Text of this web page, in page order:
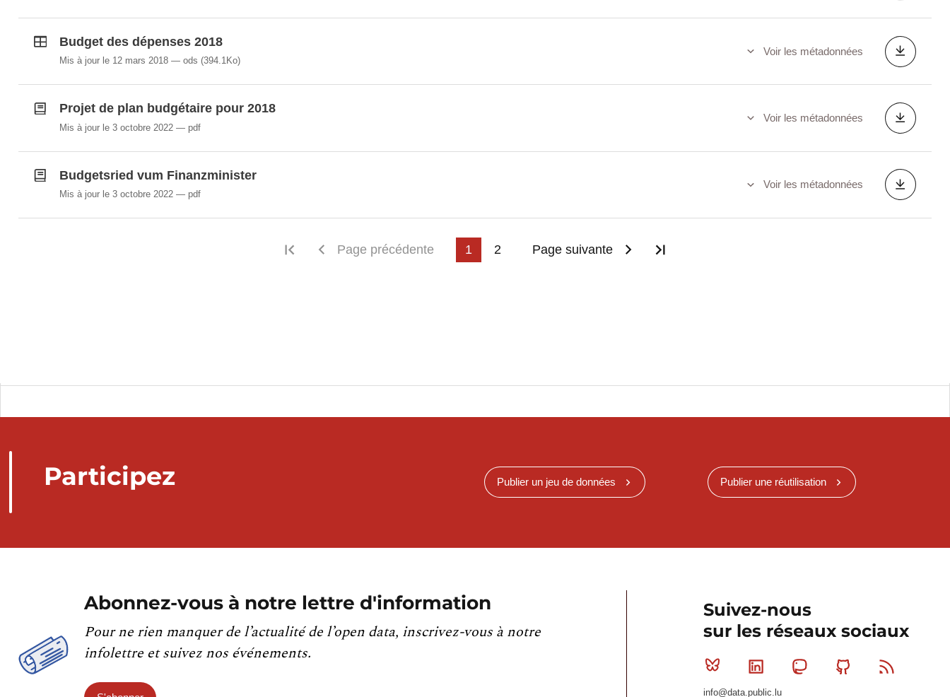
Budget des dépenses 2018
Mis à jour le 12 mars 2018 ods(394.1Ko)
Voir les métadonnées
Projet de plan budgétaire pour 2018
Mis à jour le 3 octobre 2022 pdf
Voir les métadonnées
Budgetsried vum Finanzminister
Mis à jour le 3 octobre 2022 pdf
Voir les métadonnées
Première page
Page précédente 1 2 Page suivante
Participez Publier un jeu de données Publier une réutilisation
Abonnez-vous à notre lettre d'information
Pour ne rien manquer de l’actualité de l’open data, inscrivez-vous à notre
infolettre et suivez nos événements.
Suivez-nous
sur les réseaux sociaux
Bluesky Linkedin MastodonGithub
info@data.public.lu